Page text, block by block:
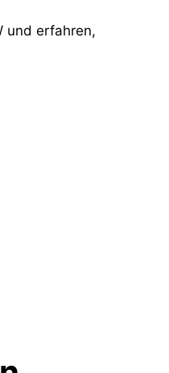
und erfahren,